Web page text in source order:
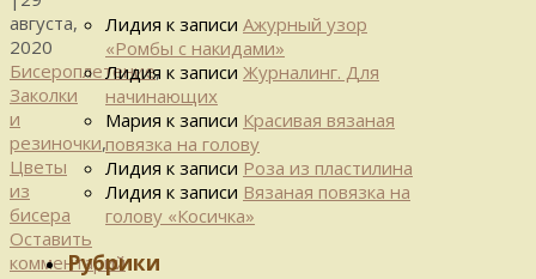
августа,
2020
Бисероплетение,
Заколки
и
резиночки,
Цветы
из
бисера
Оставить
комментарий
Лидия к записи Ажурный узор
«Ромбы с накидами»
Лидия к записи Журналинг. Для
начинающих
Мария к записи Красивая вязаная
повязка на голову
Лидия к записи Роза из пластилина
Лидия к записи Вязаная повязка на
голову «Косичка»
Рубрики